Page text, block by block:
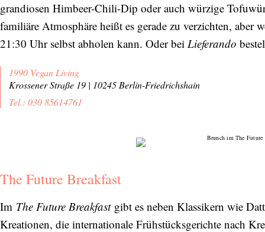
grandiosen Himbeer-Chili-Dip oder auch würzige
familiäre Atmosphäre heißt es gerade zu verzichten, aber
21:30 Uhr selbst abholen kann. Oder bei Lieferando
1990 Vegan Living
Krossener Straße 19 | 10245 Berlin-Friedrichshain
Tel.: 030 85614761
The Future Breakfast
Im The Future Breakfastgibt es neben Klassikern wie
Kreationen, die internationale Frühstücksgerichte nach